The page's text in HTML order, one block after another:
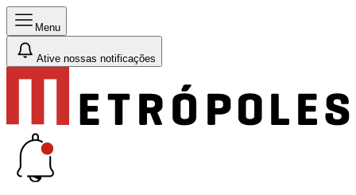
Menu
Ative nossas notificações